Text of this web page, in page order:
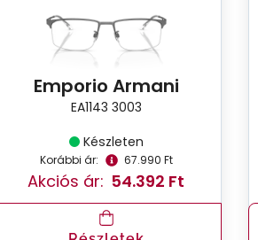
Emporio Armani
EA1143 3003
Készleten
Korábbi ár: 67.990 Ft
Akciós ár: 54.392 Ft